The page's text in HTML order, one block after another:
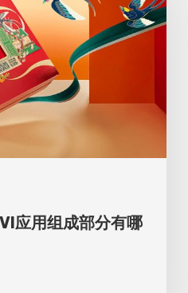
应用组成部分有哪